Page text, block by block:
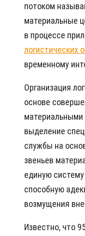
потоком
материальные
в процессе
логистических
временному
Организация
основе
материальными
выделение
службы на
звеньев
единую
способную
возмущения
Известно, что